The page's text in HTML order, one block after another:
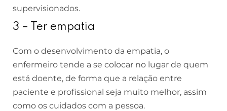
supervisionados.
3 – Ter empatia
Com o desenvolvimento da empatia, o
enfermeiro tende a se colocar no lugar de quem
está doente, de forma que a relação entre
paciente e profissional seja muito melhor, assim
como os cuidados com a pessoa.